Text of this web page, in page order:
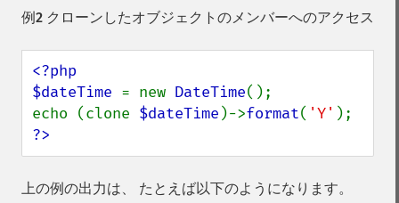
例2 クローンしたオブジェクトのメンバーへのアクセス
<?php
$dateTime = new DateTime();
echo (clone $dateTime )->format( 'Y'
?>
上の例の出力は、 たとえば以下のようになります。